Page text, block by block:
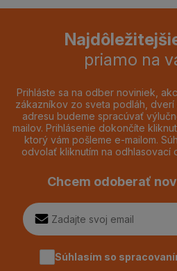
priamo na
Prihláste sa na odber noviniek,
zákazníkov zo sveta podláh, dverí
adresu budeme spracúvať
mailov. Prihlásenie dokončíte
ktorý vám pošleme e-mailom.
odvolať kliknutím na odhlasovací
Chcem odoberať
Súhlasím so